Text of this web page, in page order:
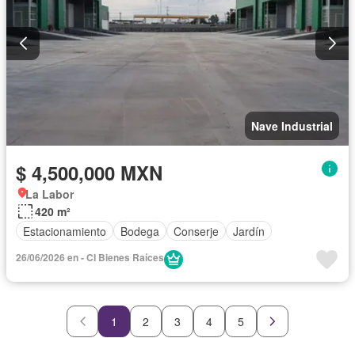
Nave Industrial
$ 4,500,000 MXN
La Labor
420 m²
Estacionamiento
Bodega Conserje Jardín
26/06/2026 en - CI Bienes Raíces
1 2 3 4 5